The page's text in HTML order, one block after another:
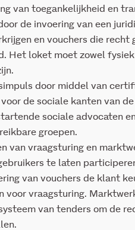
van toegankelijkheid en
de invoering van een
en vouchers die recht
Het loket moet zowel
door middel van
de sociale kanten van
sociale advocaten
groepen.
van vraagsturing en
te laten
van vouchers de klant
voor vraagsturing.
van tenders om de